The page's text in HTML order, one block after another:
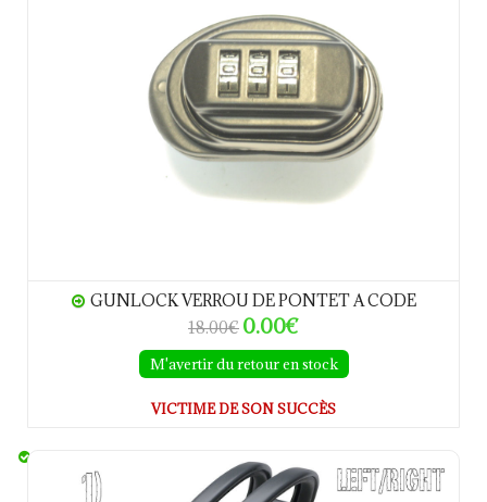
GUNLOCK VERROU DE PONTET A CODE
18.00€ 0.00€
M'avertir du retour en stock
VICTIME DE SON SUCCÈS
CASQUES ANTI-BRUIT MSA